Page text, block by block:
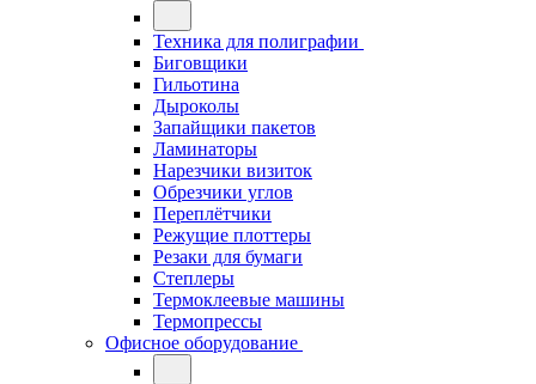
Техника для полиграфии
Биговщики
Гильотина
Дыроколы
Запайщики пакетов
Ламинаторы
Нарезчики визиток
Обрезчики углов
Переплётчики
Режущие плоттеры
Резаки для бумаги
Степлеры
Термоклеевые машины
Термопрессы
Офисное оборудование